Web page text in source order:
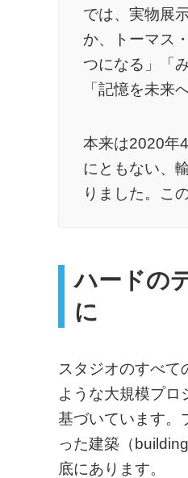
では、実物展
か、トーマス
つになる」「
「記憶を未来
本来は2020年
にともない、
りました。こ
ハードの
に
スタジオのすべ
ような大規模プロ
基づいています。
った建築（
底にあります。